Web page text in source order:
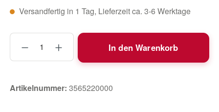
Versandfertig in 1 Tag, Lieferzeit ca. 3-6 Werktage
Produkt Anzahl: Gib den gewünschten
In den Warenkorb
Artikelnummer: 3565220000